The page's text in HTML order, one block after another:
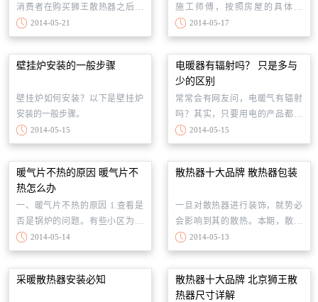
片可谓“安全可靠，轻薄美新”。顺
应了现代简洁实用的装修风格。
消费者在购买狮王散热器之后，
聘请散热器安装施工人员，按照
以下散热器安装方式安装。
2014-05-21
施工师傅，按照房屋的具体情
况，以及室内居住人员的年龄、
体质的不同，提供一套合适的安
装方案。散热器安装主要采用明
装的方式，涉及到散热器管道的
铺设、散热器质量的检测等环
节，专业散热器安装师傅，经验
丰富，能最大程度上保证散热器
安装质量，不致因私自安装导致
散热器不热的情况出现。散热器
安装有以下7个办法。
2014-05-17
壁挂炉安装的一般步骤
壁挂炉如何安装？以下是壁挂炉
安装的一般步骤。
2014-05-15
电暖器有辐射吗？ 只是多与
少的区别
常常会有网友问，电暖气有辐射
吗？其实，只要用电的产品都会
有电磁辐射，只是多与少的问
题。 电暖气发出的是电磁波，对
人体有一定的伤害，尤其是孕
妇。电磁波很容易造成胎儿细胞
最好距离1.5米之外。
2014-05-15
暖气片不热的原因 暖气片不
热怎么办
一、暖气片不热的原因 1.查看是
否是锅炉的问题。有些小区为了
省燃料费，取暖时采用劣质燃
料，造成供暖不达标；也有可能
是锅炉水路结垢严重造成锅炉工
作效率低。
2014-05-14
散热器十大品牌 散热器包装
一旦对散热器进行装饰，就势必
会影响到其的散热。本期，散热
器十大品牌小编就给您支支招，
如何包装散热器，不影响其的散
热?
2014-05-13
采暖散热器安装必知
散热器十大品牌 北京狮王散
热器尺寸详解